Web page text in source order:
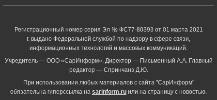
Регистрационный номер серия Эл № ФС77-80393 от 01 марта 2021
г. выдано Федеральной службой по надзору в сфере связи,
информационных технологий и массовых коммуникаций.
Учредитель — ООО «СарИнформ». Директор — Письменный А.А. Главный
редактор — Спринчанэ Д.Ю.
При использовании любых материалов с сайта "СарИнформ"
обязательна гиперссылка на sarinform.ru или на страницу с новостью.